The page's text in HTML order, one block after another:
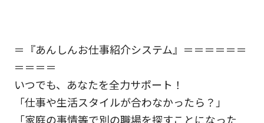
＝『あんしんお仕事紹介システム』＝＝＝＝＝＝
＝＝＝＝
いつでも、あなたを全力サポート！
「仕事や生活スタイルが合わなかったら？」
「家庭の事情等で別の職場を探すことになった